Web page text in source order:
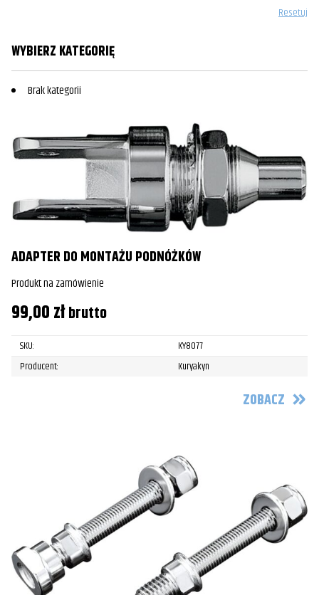
Resetuj
WYBIERZ KATEGORIĘ
Brak kategorii
ADAPTER DO MONTAŻU PODNÓŻKÓW
Produkt na zamówienie
99,00złbrutto
SKU:
KY8077
Producent:
Kuryakyn
ZOBACZ